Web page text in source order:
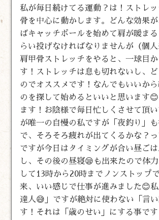
私が毎日続けてる運動？は！ストレ
骨を中心に動かします。どんな効果
ばキャッチボールを始めて肩が暖まる
らい投げなければなりませんが（個
肩甲骨ストレッチをやると、一球目
す！ストレッチは息も切れないし、
のでオススメです！なんでもいいか
のを探して始めるといいと思います
ます！お陰様で毎日忙しくさせて頂
が唯一の自慢の私ですが「夜釣り」
で、そろそろ疲れが出てくるかな？
ですが今日はタイミングが合い昼ご
し、その後の昼寝😪も出来たので体
して13時から20時までノンストップ
来、いい感じで仕事が進みました😊
達人😅」ですが絶対に使わない「言
す！それは「歳のせい」にする事で